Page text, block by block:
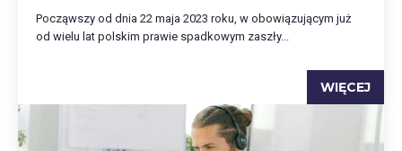
Począwszy od dnia 22 maja 2023 roku, w obowiązującym już
od wielu lat polskim prawie spadkowym zaszły...
WIĘCEJ